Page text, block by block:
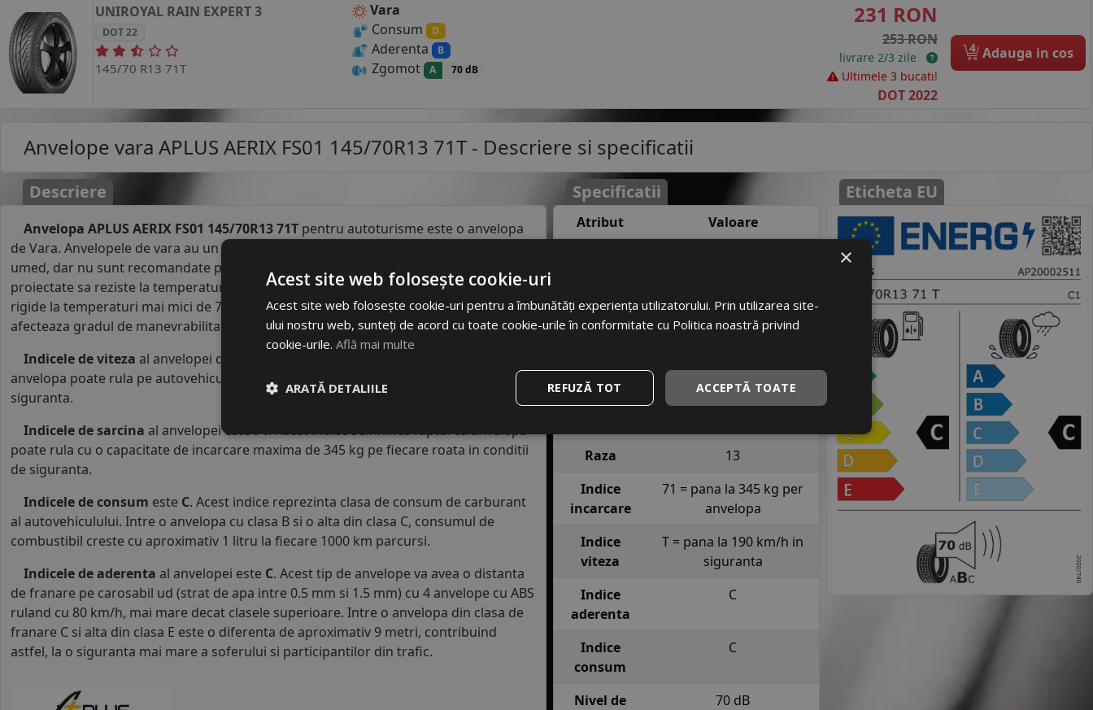
UNIROYAL RAIN EXPERT 3
DOT 22
145/70 R13 71T
Vara
Consum
D
Aderenta B
Zgomot A 70 dB
231 RON
253 RON
livrare 2/3 zile
Ultimele 3 bucati!
DOT 2022
4 Adauga in cos
Anvelope vara APLUS AERIX FS01 145/70R13 71T - Descriere si specificatii
Descriere
Anvelopa APLUS AERIX FS01 145/70R13 71T pentru autoturisme este o anvelopa
de Vara. Anvelopele de vara au un comportament foarte bun pe asfalt uscat sau
umed, dar nu sunt recomandate pe carosabil acoperit de gheata sau zapada. Fiind
proiectate sa reziste la temperaturile ridicate din perioada verii, vor deveni mult prea
rigide la temperaturi mai mici de 7°C. Rigiditatea anvelopelor scade aderenta si
afecteaza gradul de manevrabilitate al masinii..
Indicele de viteza al anvelopei de varaAPLUS este
anvelopa poate rula pe autovehicule o viteza maxima de 190 km/h in conditii de
siguranta.
Indicele de sarcina al anvelopei este71. Acest indice semnifica faptul ca anvelopa
poate rula cu o capacitate de incarcare maxima de 345 kg pe fiecare roata in conditii
de siguranta.
Indicele de consum este C. Acest indice reprezinta clasa de consum de carburant
al autovehiculului. Intre o anvelopa cu clasa B si o alta din clasa C, consumul de
combustibil creste cu aproximativ 1 litru la fiecare 1000 km parcursi.
Indicele de aderenta al anvelopei este C. Acest tip de anvelope va avea o distanta
de franare pe carosabil ud (strat de apa intre 0.5 mm si 1.5 mm) cu 4 anvelope cu ABS
ruland cu 80 km/h, mai mare decat clasele superioare. Intre o anvelopa din clasa de
franare C si alta din clasa E este o diferenta de aproximativ 9 metri, contribuind
astfel, la o siguranta mai mare a soferului si participantilor din trafic.
Specificatii
Atribut
Valoare
Brand
APLUS
Latime
145
Raza
13
Indice
incarcare
71 = pana la 345 kg per
anvelopa
Indice
viteza
T = pana la 190 km/h in
siguranta
Indice
aderenta
C
Indice
consum
C
Nivel de
70 dB
Eticheta EU
×
Acest site web folosește cookie-uri
Acest site web folosește cookie-uri pentru a îmbunătăți experiența utilizatorului. Prin utilizarea site-
ului nostru web, sunteți de acord cu toate cookie-urile în conformitate cu Politica noastră privind
cookie-urile. Află mai multe
ACCEPTĂ TOATE
REFUZĂ TOT
ARATĂ DETALIILE